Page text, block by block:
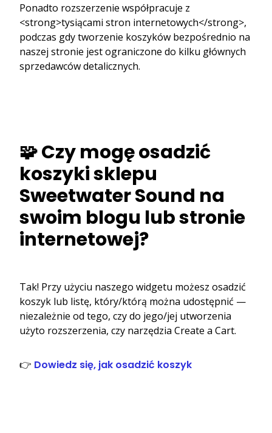
Ponadto rozszerzenie współpracuje z
<strong>tysiącami stron internetowych</strong>,
podczas gdy tworzenie koszyków bezpośrednio na
naszej stronie jest ograniczone do kilku głównych
sprzedawców detalicznych.
🧩 Czy mogę osadzić
koszyki sklepu
Sweetwater Sound na
swoim blogu lub stronie
internetowej?
Tak! Przy użyciu naszego widgetu możesz osadzić
koszyk lub listę, który/którą można udostępnić —
niezależnie od tego, czy do jego/jej utworzenia
użyto rozszerzenia, czy narzędzia Create a Cart.
👉 Dowiedz się, jak osadzić koszyk